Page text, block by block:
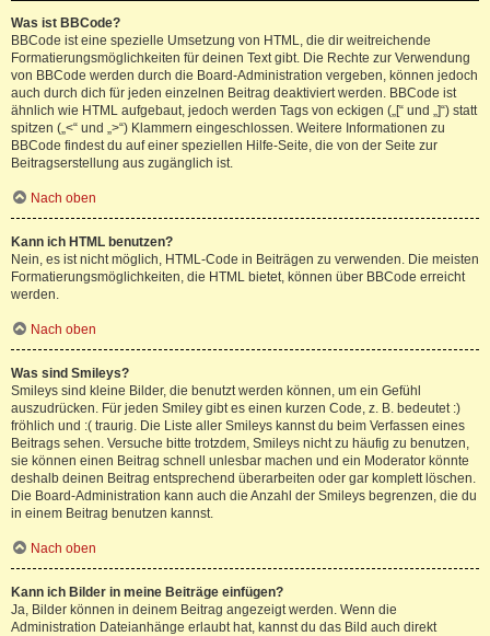
Was ist BBCode?
BBCode ist eine spezielle Umsetzung von HTML, die dir weitreichende
Formatierungsmöglichkeiten für deinen Text gibt. Die Rechte zur Verwendung
von BBCode werden durch die Board-Administration vergeben, können jedoch
auch durch dich für jeden einzelnen Beitrag deaktiviert werden. BBCode ist
ähnlich wie HTML aufgebaut, jedoch werden Tags von eckigen („[“ und „]“) statt
spitzen („<“ und „>“) Klammern eingeschlossen. Weitere Informationen zu
BBCode findest du auf einer speziellen Hilfe-Seite, die von der Seite zur
Beitragserstellung aus zugänglich ist.
Nach oben
Kann ich HTML benutzen?
Nein, es ist nicht möglich, HTML-Code in Beiträgen zu verwenden. Die meisten
Formatierungsmöglichkeiten, die HTML bietet, können über BBCode erreicht
werden.
Nach oben
Was sind Smileys?
Smileys sind kleine Bilder, die benutzt werden können, um ein Gefühl
auszudrücken. Für jeden Smiley gibt es einen kurzen Code, z. B. bedeutet :)
fröhlich und :( traurig. Die Liste aller Smileys kannst du beim Verfassen eines
Beitrags sehen. Versuche bitte trotzdem, Smileys nicht zu häufig zu benutzen,
sie können einen Beitrag schnell unlesbar machen und ein Moderator könnte
deshalb deinen Beitrag entsprechend überarbeiten oder gar komplett löschen.
Die Board-Administration kann auch die Anzahl der Smileys begrenzen, die du
in einem Beitrag benutzen kannst.
Nach oben
Kann ich Bilder in meine Beiträge einfügen?
Ja, Bilder können in deinem Beitrag angezeigt werden. Wenn die
Administration Dateianhänge erlaubt hat, kannst du das Bild auch direkt